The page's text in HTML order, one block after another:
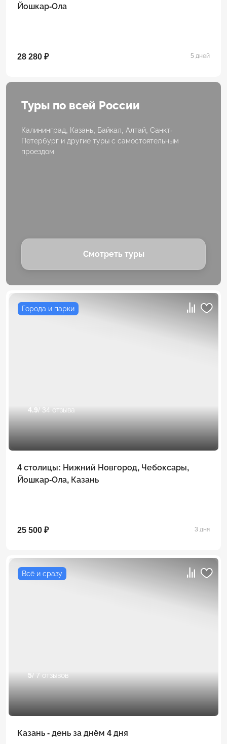
Йошкар-Ола
28 280 ₽ 5 дней
Туры по всей России
Калининград, Казань, Байкал, Алтай, Санкт-
Петербург и другие туры с самостоятельным
проездом
Смотреть туры
Города и парки
4.9/ 34 отзыва
4 столицы: Нижний Новгород, Чебоксары,
Йошкар-Ола, Казань
25 500 ₽ 3 дня
Всё и сразу
5/ 7 отзывов
Казань - день за днём 4 дня